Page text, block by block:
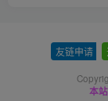
友链申请
本